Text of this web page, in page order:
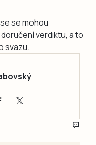
se mohou
verdiktu, a to
svazu.